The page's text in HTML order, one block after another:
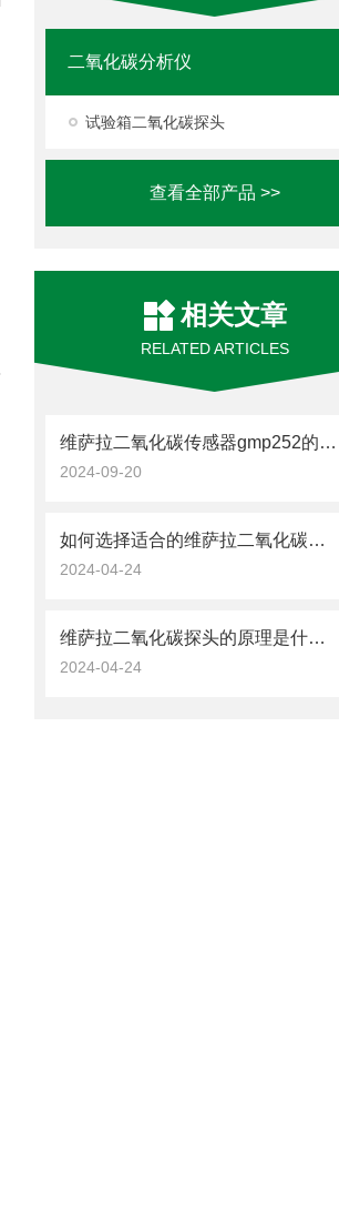
二氧化碳分析仪
试验箱二氧化碳探头
查看全部产品 >>
相关文章
RELATED ARTICLES
维萨拉二氧化碳传感器gmp252的数据处理与分析技术
2024-09-20
如何选择适合的维萨拉二氧化碳探头？
2024-04-24
维萨拉二氧化碳探头的原理是什么？
2024-04-24